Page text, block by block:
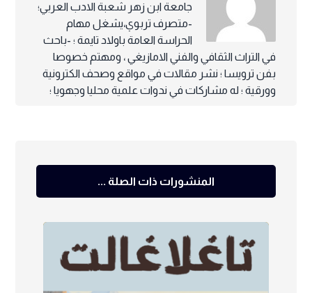
جامعة ابن زهر شعبة الادب العربي؛
-متصرف تربوي،يشغل مهام
الحراسة العامة باولاد تايمة ؛ -باحث
في التراث الثقافي والفني الامازيغي ، ومهتم خصوصا
بفن ترويسا ؛ نشر مقالات في مواقع وصحف الكترونية
وورقية ؛ له مشاركات في ندوات علمية محليا وجهويا ؛
المنشورات ذات الصلة ...